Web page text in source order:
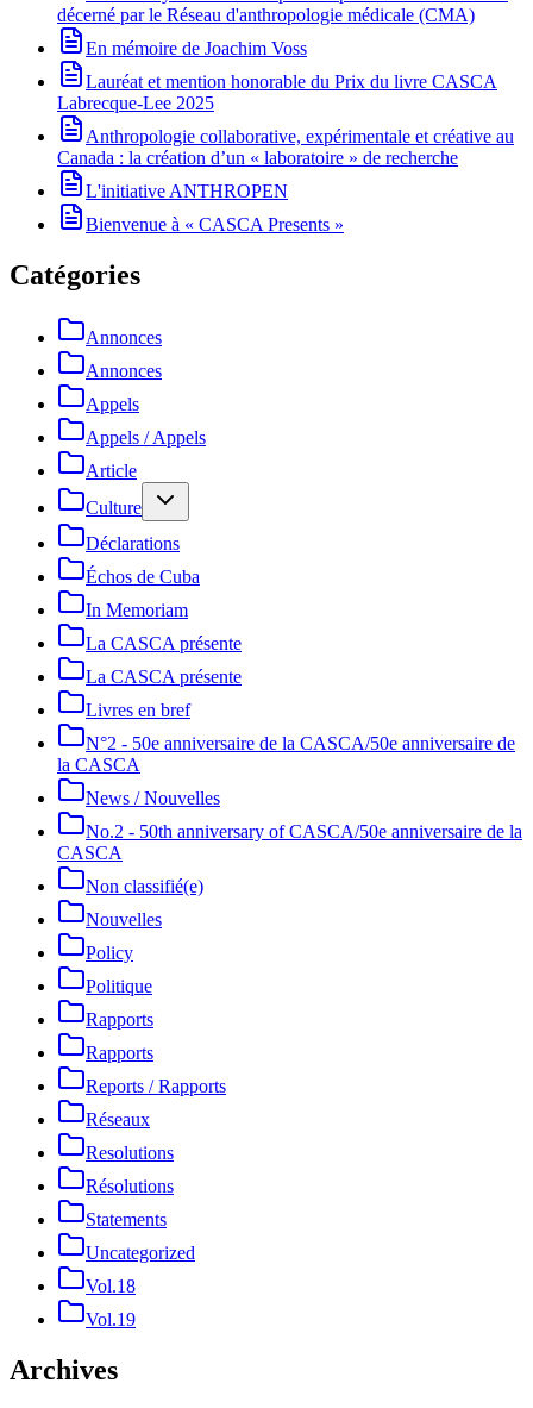
décerné par le Réseau d'anthropologie médicale (CMA)
En mémoire de Joachim Voss
Lauréat et mention honorable du Prix du livre CASCA
Labrecque-Lee 2025
Anthropologie collaborative, expérimentale et créative au
Canada : la création d’un « laboratoire » de recherche
L'initiative ANTHROPEN
Bienvenue à « CASCA Presents »
Catégories
Annonces
Annonces
Appels
Appels / Appels
Article
Culture
Déclarations
Échos de Cuba
In Memoriam
La CASCA présente
La CASCA présente
Livres en bref
N°2 - 50e anniversaire de la CASCA/50e anniversaire de
la CASCA
News / Nouvelles
No.2 - 50th anniversary of CASCA/50e anniversaire de la
CASCA
Non classifié(e)
Nouvelles
Policy
Politique
Rapports
Rapports
Reports / Rapports
Réseaux
Resolutions
Résolutions
Statements
Uncategorized
Vol.18
Vol.19
Archives